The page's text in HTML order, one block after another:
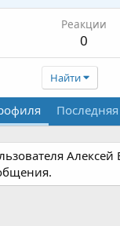
Реакции
0
Найти
Алексей